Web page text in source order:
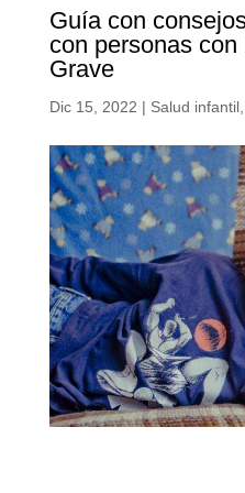
Guía con
con personas
Grave
Dic 15, 2022 | Salud infantil,